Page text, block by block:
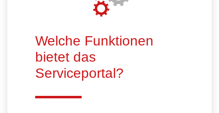
Welche Funktionen
bietet das
Serviceportal?